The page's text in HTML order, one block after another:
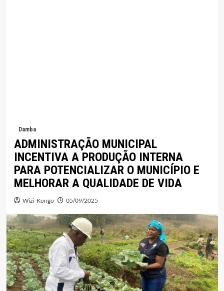
Damba
ADMINISTRAÇÃO MUNICIPAL
INCENTIVA A PRODUÇÃO INTERNA
PARA POTENCIALIZAR O MUNICÍPIO E
MELHORAR A QUALIDADE DE VIDA
Wizi-Kongo 05/09/2025